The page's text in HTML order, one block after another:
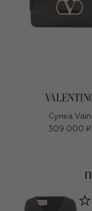
Сумка Vain
309 000 ₽